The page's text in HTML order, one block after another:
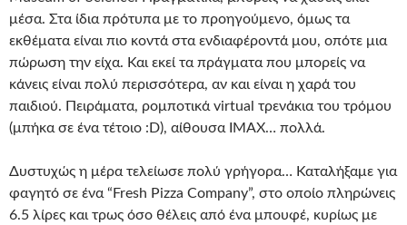
μέσα. Στα ίδια πρότυπα με το προηγούμενο, όμως τα
εκθέματα είναι πιο κοντά στα ενδιαφέροντά μου, οπότε μια
πώρωση την είχα. Και εκεί τα πράγματα που μπορείς να
κάνεις είναι πολύ περισσότερα, αν και είναι η χαρά του
παιδιού. Πειράματα, ρομποτικά virtual τρενάκια του τρόμου
(μπήκα σε ένα τέτοιο :D), αίθουσα IMAX… πολλά.
Δυστυχώς η μέρα τελείωσε πολύ γρήγορα… Καταλήξαμε για
φαγητό σε ένα “Fresh Pizza Company”, στο οποίο πληρώνεις
6.5 λίρες και τρως όσο θέλεις από ένα μπουφέ, κυρίως με